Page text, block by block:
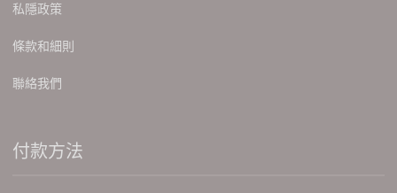
私隱政策
條款和細則
聯絡我們
付款方法